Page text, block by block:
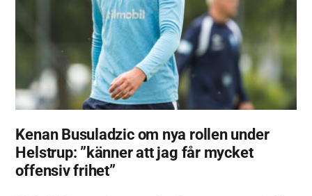
Kenan Busuladzic om nya rollen under
Helstrup: ”känner att jag får mycket
offensiv frihet”